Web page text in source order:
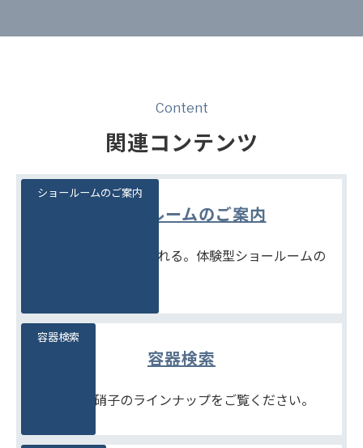
Content
関連コンテンツ
ショールームのご案内
見て、触れて、比べられる。体験型ショールームの
ショールームのご案内
容器検索
豊富な石堂硝子のラインナップをご覧ください。
容器検索